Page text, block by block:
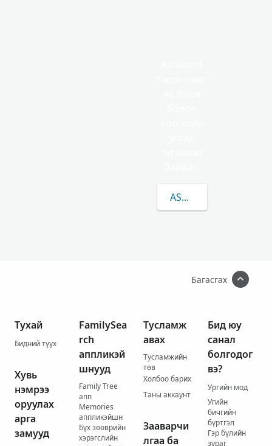
ASHITOMI-ЫН/ИЙН
Багасгах
Тухай
Бидний түүх
Хувь
нэмрээ
оруулах
арга
замууд
FamilySea
rch
аппликэй
шнууд
Family Tree
апп
Memories
аппликэйшн
Бүх зөөврийн
хэрэгслийн
Тусламж
авах
Тусламжийн
төв
Холбоо барих
Таны аккаунт
Зааварчи
лгаа ба
Бид юу
санал
болгодог
вэ?
Ургийн мод
Угийн
бичгийн
бүртгэл
Гэр бүлийн
зураг